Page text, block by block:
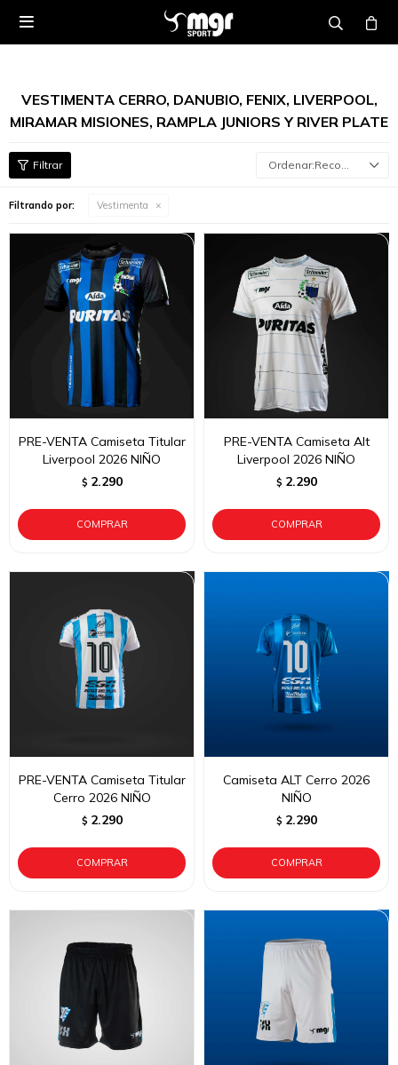

VESTIMENTA CERRO, DANUBIO, FENIX, LIVERPOOL,
MIRAMAR MISIONES, RAMPLA JUNIORS Y RIVER PLATE
Recomendados
Filtrando por: Vestimenta
PRE-VENTA Camiseta Titular
Liverpool 2026 NIÑO
$ 2.290
PRE-VENTA Camiseta Alt
Liverpool 2026 NIÑO
$ 2.290
PRE-VENTA Camiseta Titular
Cerro 2026 NIÑO
$ 2.290
Camiseta ALT Cerro 2026
NIÑO
$ 2.290